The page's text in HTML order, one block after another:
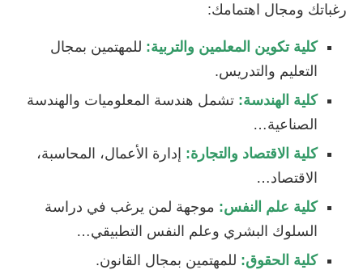
رغباتك ومجال اهتمامك:
كلية تكوين المعلمين والتربية: للمهتمين بمجال
التعليم والتدريس.
كلية الهندسة: تشمل هندسة المعلوميات والهندسة
الصناعية…
كلية الاقتصاد والتجارة: إدارة الأعمال، المحاسبة،
الاقتصاد…
كلية علم النفس: موجهة لمن يرغب في دراسة
السلوك البشري وعلم النفس التطبيقي…
كلية الحقوق: للمهتمين بمجال القانون.